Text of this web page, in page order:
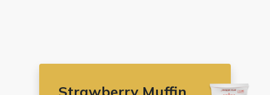
Strawberry Muffin